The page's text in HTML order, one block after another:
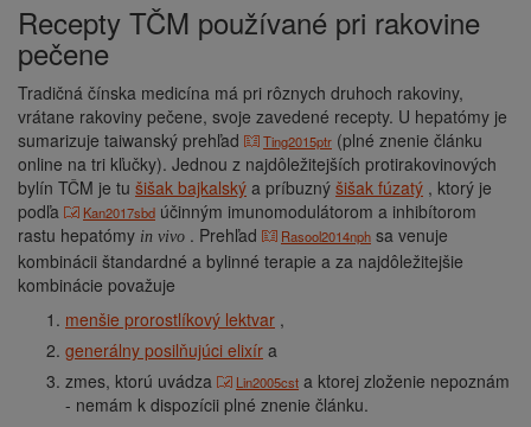
Recepty TČM používané pri rakovine
pečene
Tradičná čínska medicína má pri rôznych druhoch rakoviny,
vrátane rakoviny pečene, svoje zavedené recepty. U hepatómy je
sumarizuje taiwanský prehľad
Ting2015ptr (plné znenie článku
online na tri kľučky). Jednou z najdôležitejších protirakovinových
bylín TČM je tu šišak bajkalský a príbuzný šišak fúzatý , ktorý je
podľa
Kan2017sbd účinným imunomodulátorom a inhibítorom
rastu hepatómy in vivo . Prehľad Rasool2014nph sa venuje
kombinácii štandardné a bylinné terapie a za najdôležitejšie
kombinácie považuje
menšie prorostlíkový lektvar ,
generálny posilňujúci elixír a
zmes, ktorú uvádza
Lin2005cst a ktorej zloženie nepoznám
- nemám k dispozícii plné znenie článku.